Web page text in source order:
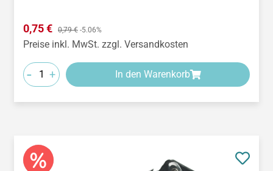
Verkaufspreis:
0,75 € Regulärer Preis:
0,79 € -5.06%
Preise inkl. MwSt. zzgl. Versandkosten
- + In den Warenkorb